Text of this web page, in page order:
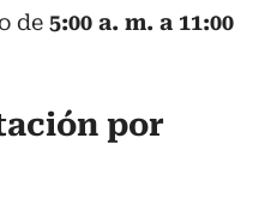
de 5:00 a. m. a 11:00
por